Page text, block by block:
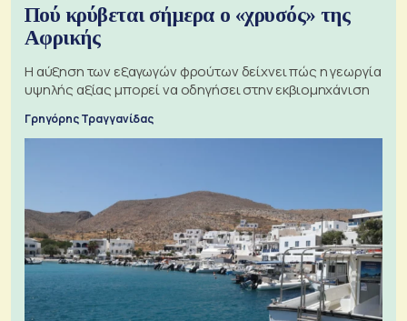
Πού κρύβεται σήμερα ο «χρυσός» της
Αφρικής
Η αύξηση των εξαγωγών φρούτων δείχνει πώς η γεωργία
υψηλής αξίας μπορεί να οδηγήσει στην εκβιομηχάνιση
Γρηγόρης Τραγγανίδας